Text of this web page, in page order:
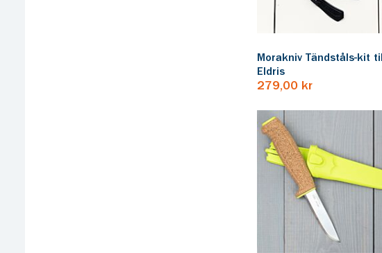
Morakniv Tändståls-kit till
Eldris
279,00 kr